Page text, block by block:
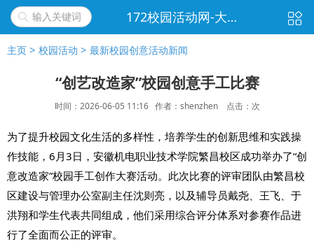
172校园活动网-大学生活动新闻|策划书下载|校园|社团|班级|团日|社会实践活动|聚会游戏|实践报告|活动方案|活动总结移动版
主页 > 校园活动 > 最新校园创意活动新闻
“创艺改造家”校园创意手工比赛
时间：2026-06-05 11:16 作者：shenzhen 点击： 次
为了提升校园文化生活的多样性，培养学生的创新思维和实践操
作技能，6月3日，安徽机电职业技术学院繁昌校区成功举办了“创
意改造家”校园手工创作大赛活动。此次比赛的评审团队由繁昌校
区建设与管理办公室副主任沈则亮，以及辅导员戴尧、王飞、于
洪翔和学生代表共同组成，他们采用综合评分体系对参赛作品进
行了全面而公正的评审。